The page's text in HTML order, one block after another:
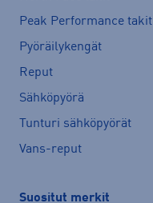
Peak Performance takit
Pyöräilykengät
Reput
Sähköpyörä
Tunturi sähköpyörät
Vans-reput
Suositut merkit